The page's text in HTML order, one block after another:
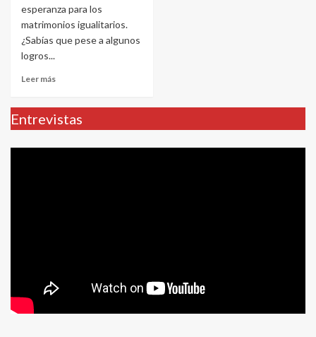
esperanza para los
matrimonios igualitarios.
¿Sabías que pese a algunos
logros...
Leer más
Entrevistas